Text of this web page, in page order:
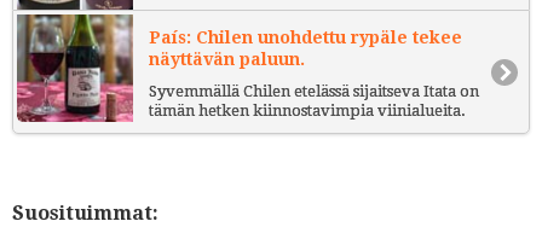
País: Chilen unohdettu rypäle tekee
näyttävän paluun.
Syvemmällä Chilen etelässä sijaitseva Itata on
tämän hetken kiinnostavimpia viinialueita.
Suosituimmat: